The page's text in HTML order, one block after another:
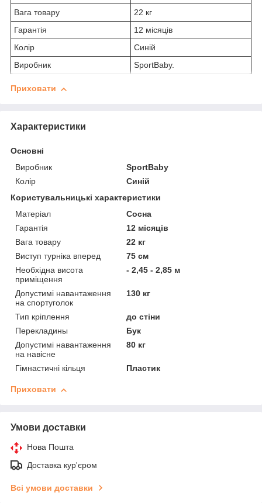
Вага товару
22 кг
Гарантія
12 місяців
Колір
Синій
Виробник
SportBaby.
Приховати
Характеристики
Основні
Виробник
SportBaby
Колір
Синій
Користувальницькі характеристики
Матеріал
Сосна
Гарантія
12 місяців
Вага товару
22 кг
Виступ турніка вперед
75 см
Необхідна висота
приміщення
- 2,45 - 2,85 м
Допустимі навантаження
на спортуголок
130 кг
Тип кріплення
до стіни
Перекладины
Бук
Допустимі навантаження
на навісне
80 кг
Гімнастичні кільця Пластик
Приховати
Умови доставки
Нова Пошта
Доставка кур'єром
Всі умови доставки